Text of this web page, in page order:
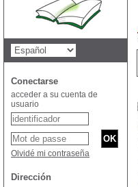
Conectarse
acceder a su cuenta de
usuario
Olvidé mi contraseña
Dirección